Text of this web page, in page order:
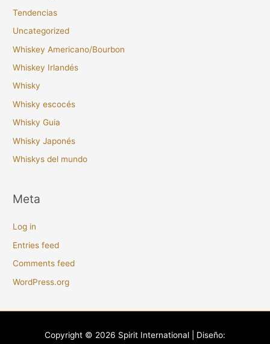
Tendencias
Uncategorized
Whiskey Americano/Bourbon
Whiskey Irlandés
Whisky
Whisky escocés
Whisky Guia
Whisky Japonés
Whiskys del mundo
Meta
Log in
Entries feed
Comments feed
WordPress.org
Copyright © 2026 Spirit International | Diseño: